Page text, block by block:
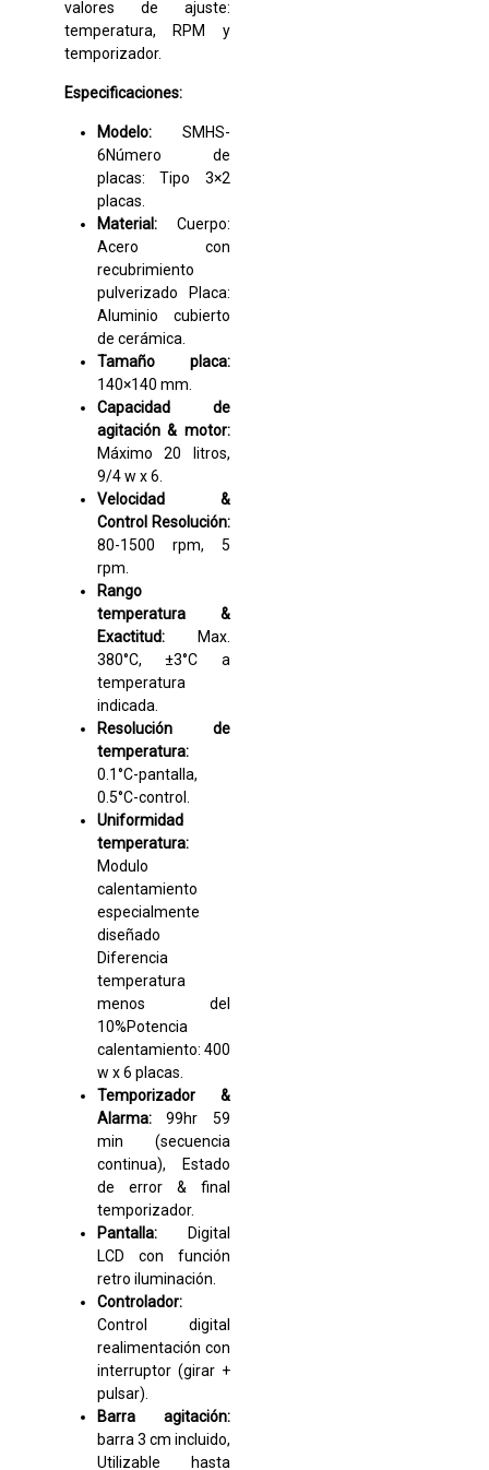
valores de ajuste:
temperatura, RPM y
temporizador.
Especificaciones:
Modelo:SMHS-
6Número de
placas: Tipo 3×2
placas.
Material:Cuerpo:
Acero con
recubrimiento
pulverizado Placa:
Aluminio cubierto
de cerámica.
Tamaño placa:
140×140 mm.
Capacidad de
agitación & motor:
Máximo 20 litros,
9/4 w x 6.
Velocidad &
Control Resolución:
80-1500 rpm, 5
rpm.
Rango
temperatura &
Exactitud:Max.
380°C, ±3°C a
temperatura
indicada.
Resolución de
temperatura:
0.1°C-pantalla,
0.5°C-control.
Uniformidad
temperatura:
Modulo
calentamiento
especialmente
diseñado
Diferencia
temperatura
menos del
10%Potencia
calentamiento: 400
w x 6 placas.
Temporizador &
Alarma:99hr 59
min (secuencia
continua), Estado
de error & final
temporizador.
Pantalla:Digital
LCD con función
retro iluminación.
Controlador:
Control digital
realimentación con
interruptor (girar +
pulsar).
Barra agitación:
barra 3 cm incluido,
Utilizable hasta